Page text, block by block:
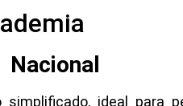
ideal para